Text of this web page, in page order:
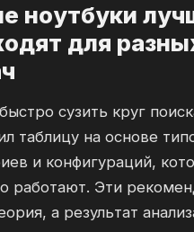
ноутбуки
для
сузить круг
таблицу на основе
и конфигураций,
работают. Эти
а результат